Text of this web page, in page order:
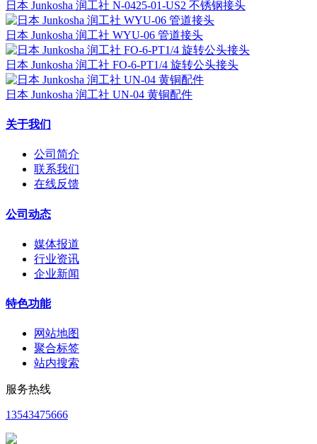
日本 Junkosha 润工社 N-0425-01-US2 不锈钢接头
日本 Junkosha 润工社 WYU-06 管道接头
日本 Junkosha 润工社 FO-6-PT1/4 旋转公头接头
日本 Junkosha 润工社 UN-04 黄铜配件
关于我们
公司简介
联系我们
在线反馈
公司动态
媒体报道
行业资讯
企业新闻
特色功能
网站地图
聚合标签
站内搜索
服务热线
13543475666